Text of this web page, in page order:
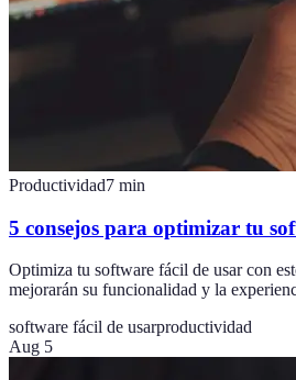
Productividad7 min
5 consejos para optimizar tu
Optimiza tu software fácil de usar con
mejorarán su funcionalidad y la
software fácil de usarproductividad
Aug 5